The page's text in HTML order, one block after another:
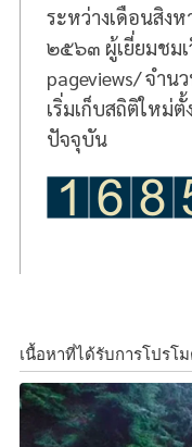
ระหว่างเดือนสิง
๒๕๖๓ ผู้เยี่ยมชม
pageviews/ จำน
เริ่มเก็บสถิติใหม่
ปัจจุบัน